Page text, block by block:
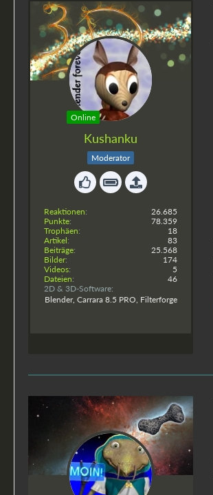
Online
Kushanku
Moderator
Reaktionen
26.685
Punkte
78.359
Trophäen
18
Artikel
83
Beiträge
25.568
Bilder
174
Videos
5
Dateien
46
2D & 3D-Software
Blender, Carrara 8.5 PRO, Filterforge